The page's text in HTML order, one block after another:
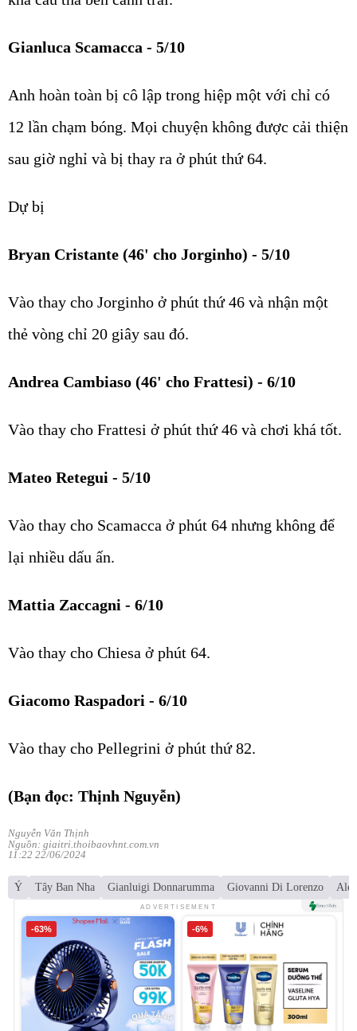
Gianluca Scamacca - 5/10
Anh hoàn toàn bị cô lập trong hiệp một với chỉ có
12 lần chạm bóng. Mọi chuyện không được cải thiện
sau giờ nghỉ và bị thay ra ở phút thứ 64.
Dự bị
Bryan Cristante (46' cho Jorginho) - 5/10
Vào thay cho Jorginho ở phút thứ 46 và nhận một
thẻ vòng chỉ 20 giây sau đó.
Andrea Cambiaso (46' cho Frattesi) - 6/10
Vào thay cho Frattesi ở phút thứ 46 và chơi khá tốt.
Mateo Retegui - 5/10
Vào thay cho Scamacca ở phút 64 nhưng không để
lại nhiều dấu ấn.
Mattia Zaccagni - 6/10
Vào thay cho Chiesa ở phút 64.
Giacomo Raspadori - 6/10
Vào thay cho Pellegrini ở phút thứ 82.
(Bạn đọc: Thịnh Nguyễn)
Nguyễn Văn Thịnh
Nguồn: giaitri.thoibaovhnt.com.vn
11:22 22/06/2024
Ý Tây Ban Nha Gianluigi Donnarumma Giovanni Di Lorenzo
ADVERTISEMENT
-63% -6%